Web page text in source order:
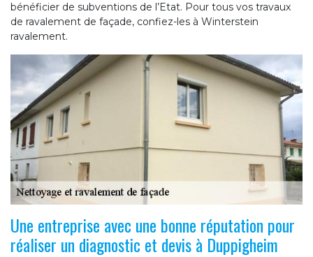
bénéficier de subventions de l’Etat. Pour tous vos travaux
de ravalement de façade, confiez-les à Winterstein
ravalement.
Une entreprise avec une bonne réputation pour
réaliser un diagnostic et devis à Duppigheim